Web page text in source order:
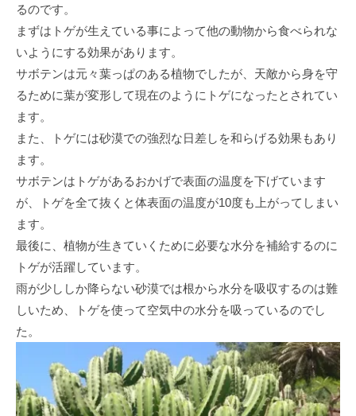
るのです。
まずはトゲが生えている事によって他の動物から食べられな
いようにする効果があります。
サボテンは元々葉っぱのある植物でしたが、天敵から身を守
るために葉が変形して現在のようにトゲになったとされてい
ます。
また、トゲには砂漠での強烈な日差しを和らげる効果もあり
ます。
サボテンはトゲがあるおかげで表面の温度を下げています
が、トゲを全て抜くと体表面の温度が10度も上がってしまい
ます。
最後に、植物が生きていくために必要な水分を補給するのに
トゲが活躍しています。
雨が少ししか降らない砂漠では根から水分を吸収するのは難
しいため、トゲを使って空気中の水分を吸っているのでし
た。